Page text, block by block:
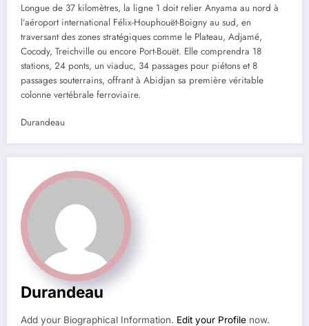
Longue de 37 kilomètres, la ligne 1 doit relier Anyama au nord à
l’aéroport international Félix-Houphouët-Boigny au sud, en
traversant des zones stratégiques comme le Plateau, Adjamé,
Cocody, Treichville ou encore Port-Bouët. Elle comprendra 18
stations, 24 ponts, un viaduc, 34 passages pour piétons et 8
passages souterrains, offrant à Abidjan sa première véritable
colonne vertébrale ferroviaire.
Durandeau
Durandeau
Add your Biographical Information. Edit your Profile now.